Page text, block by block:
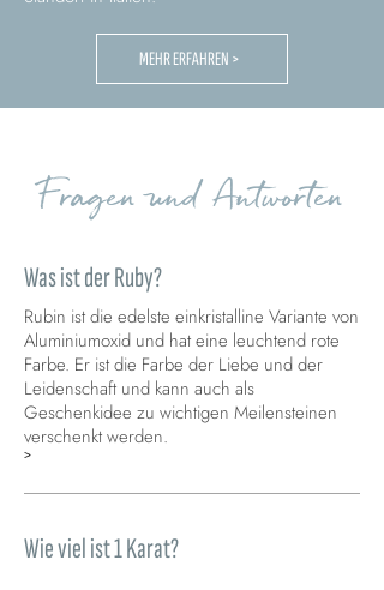
MEHR ERFAHREN >
Fragen und Antworten
Was ist der Ruby?
Rubin ist die edelste einkristalline Variante von
Aluminiumoxid und hat eine leuchtend rote
Farbe. Er ist die Farbe der Liebe und der
Leidenschaft und kann auch als
Geschenkidee zu wichtigen Meilensteinen
verschenkt werden.
>
Wie viel ist 1 Karat?